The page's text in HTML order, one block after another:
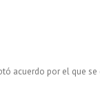
acuerdo por el que